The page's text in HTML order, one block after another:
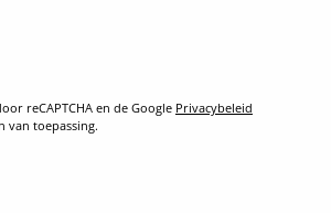
reCAPTCHA en de Google Privacybeleid
van toepassing.